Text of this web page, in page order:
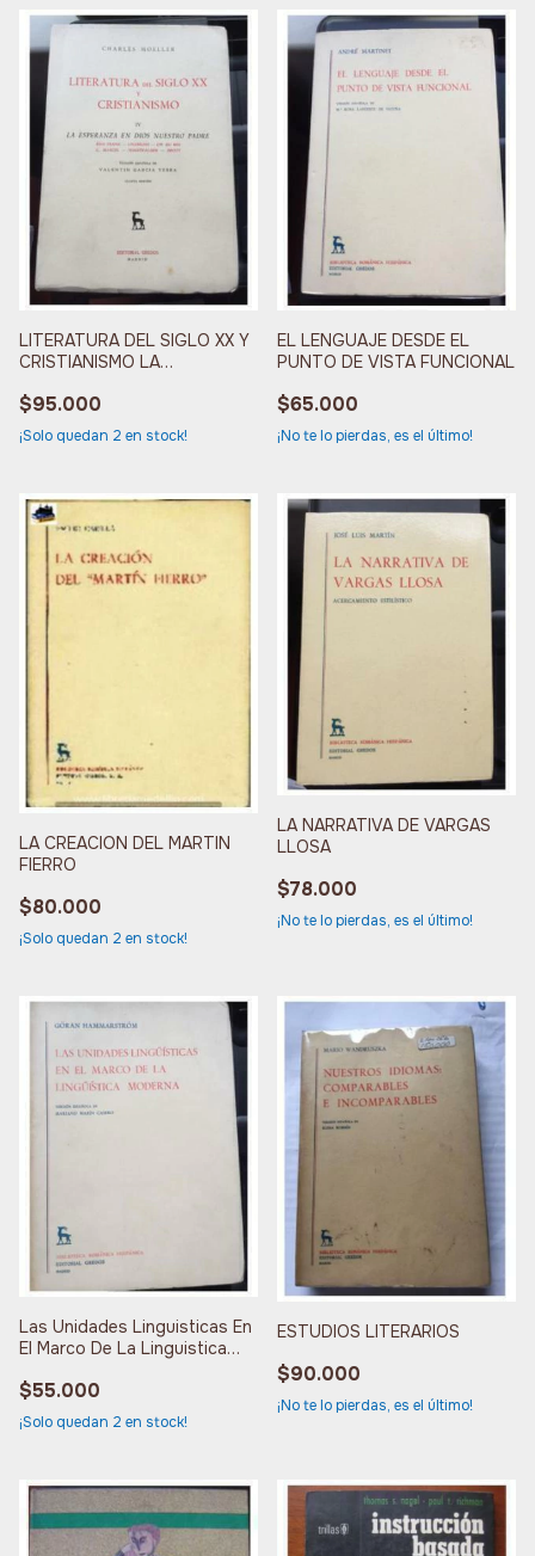
LITERATURA DEL SIGLO XX Y
CRISTIANISMO LA
$95.000
¡Solo quedan 2 en stock!
EL LENGUAJE DESDE EL
PUNTO DE VISTA FUNCIONAL
$65.000
¡No te lo pierdas, es el último!
LA CREACION DEL MARTIN
FIERRO
$80.000
¡Solo quedan 2 en stock!
LA NARRATIVA DE VARGAS
LLOSA
$78.000
¡No te lo pierdas, es el último!
Las Unidades Linguisticas En
El Marco De La Linguistica
$55.000
¡Solo quedan 2 en stock!
ESTUDIOS LITERARIOS
$90.000
¡No te lo pierdas, es el último!